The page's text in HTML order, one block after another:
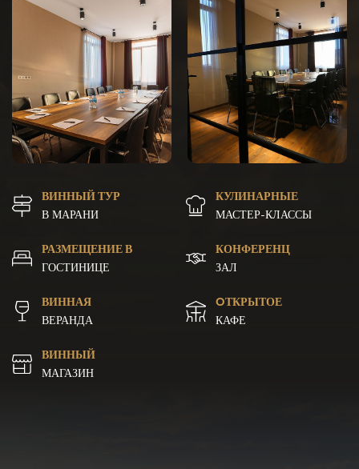
ВИННЫЙ ТУР
В МАРАНИ
КУЛИНАРНЫЕ
МАСТЕР-КЛАССЫ
РАЗМЕЩЕНИЕ В
ГОСТИНИЦЕ
КОНФЕРЕНЦ
ЗАЛ
ВИННАЯ
ВЕРАНДА
OТКРЫТОЕ
КАФЕ
ВИННЫЙ
МАГАЗИН